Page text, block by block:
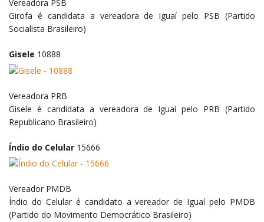
Vereadora PSB
Girofa é candidata a vereadora de Iguaí pelo PSB (Partido
Socialista Brasileiro)
Gisele 10888
Vereadora PRB
Gisele é candidata a vereadora de Iguaí pelo PRB (Partido
Republicano Brasileiro)
Índio do Celular 15666
Vereador PMDB
Índio do Celular é candidato a vereador de Iguaí pelo PMDB
(Partido do Movimento Democrático Brasileiro)